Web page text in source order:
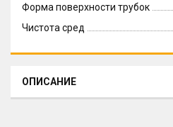
Форма поверхности трубок
Чистота сред
ОПИСАНИЕ